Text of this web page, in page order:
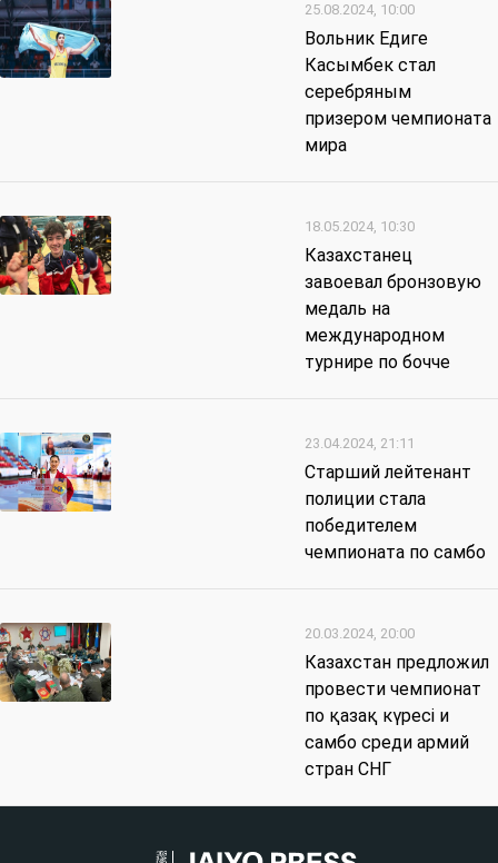
25.08.2024, 10:00
Вольник Едиге
Касымбек стал
серебряным
призером чемпионата
мира
18.05.2024, 10:30
Казахстанец
завоевал бронзовую
медаль на
международном
турнире по бочче
23.04.2024, 21:11
Старший лейтенант
полиции стала
победителем
чемпионата по самбо
20.03.2024, 20:00
Казахстан предложил
провести чемпионат
по қазақ күресі и
самбо среди армий
стран СНГ